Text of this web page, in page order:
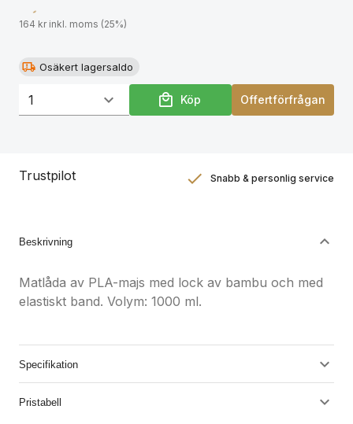
164 kr inkl. moms (25%)
Osäkert lagersaldo
Köp Offertförfrågan
Trustpilot Snabb & personlig service
Beskrivning
Matlåda av PLA-majs med lock av bambu och med
elastiskt band. Volym: 1000 ml.
Specifikation
Pristabell